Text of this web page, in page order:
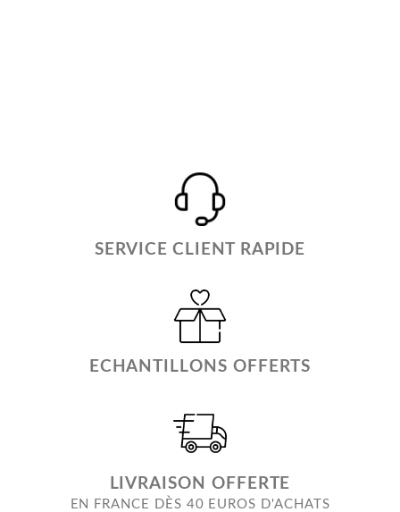
SERVICE CLIENT RAPIDE
ECHANTILLONS OFFERTS
LIVRAISON OFFERTE
EN FRANCE DÈS 40 EUROS D'ACHATS